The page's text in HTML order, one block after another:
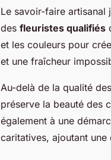
Le savoir-faire artisanal
des fleuristes qualifiés
et les couleurs pour
et une fraîcheur
Au-delà de la qualité
préserve la beauté des
également à une
caritatives, ajoutant